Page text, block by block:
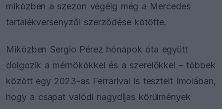
miközben a szezon végéig még a Mercedes
tartalékversenyzői szerződése kötötte.
Miközben Sergio Pérez hónapok óta együtt
dolgozik a mérnökökkel és a szerelőkkel – többek
között egy 2023-as Ferrarival is tesztelt Imolában,
hogy a csapat valódi nagydíjas körülmények